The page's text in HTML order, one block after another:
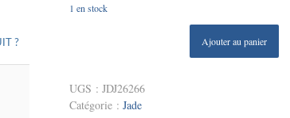
?
1 en stock
Ajouter au panier
UGS : JDJ26266
Catégorie : Jade